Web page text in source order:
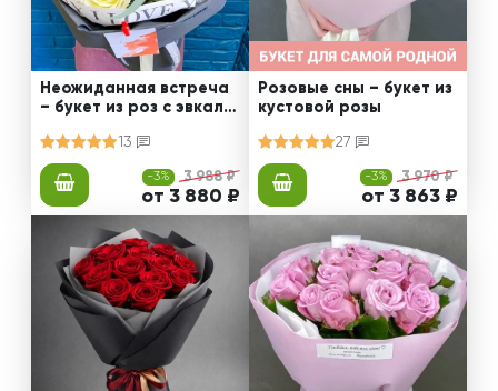
Неожиданная встреча
– букет из роз с эвкали
13
-3% 3 988 ₽
от 3 880 ₽
Розовые сны – букет из
кустовой розы
27
-3% 3 970 ₽
от 3 863 ₽